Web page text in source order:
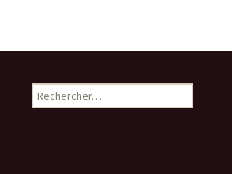
Rechercher :